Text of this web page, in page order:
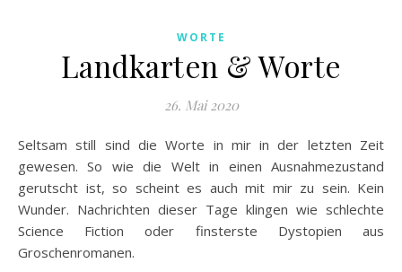
WORTE
Landkarten & Worte
26. Mai 2020
Seltsam still sind die Worte in mir in der letzten Zeit
gewesen. So wie die Welt in einen Ausnahmezustand
gerutscht ist, so scheint es auch mit mir zu sein. Kein
Wunder. Nachrichten dieser Tage klingen wie schlechte
Science Fiction oder finsterste Dystopien aus
Groschenromanen.